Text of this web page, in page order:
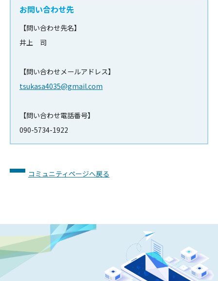
お問い合わせ先
【問い合わせ先名】
井上 司
【問い合わせメールアドレス】
tsukasa4035@gmail.com
【問い合わせ電話番号】
090-5734-1922
コミュニティページへ戻る